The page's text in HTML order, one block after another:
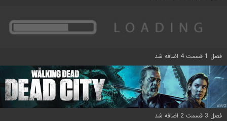
فصل 1 قسمت 4 اضافه شد
فصل 3 قسمت 2 اضافه شد